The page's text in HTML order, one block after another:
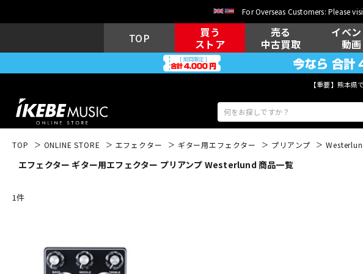
For Overseas Customers: Please
TOP
買う
ストア
売る
中古買取
イベン
動画
【重要】熊本
アコギ/エレ
TOP ONLINE STORE エフェクター ギター用エフェクター プリアンプ
エフェクター ギター用エフェクター プリアンプ Westerlund 商品一覧
1件